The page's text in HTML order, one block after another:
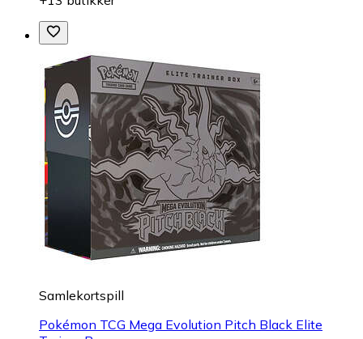
Samlekortspill
Pokémon TCG Mega Evolution Pitch Black Elite